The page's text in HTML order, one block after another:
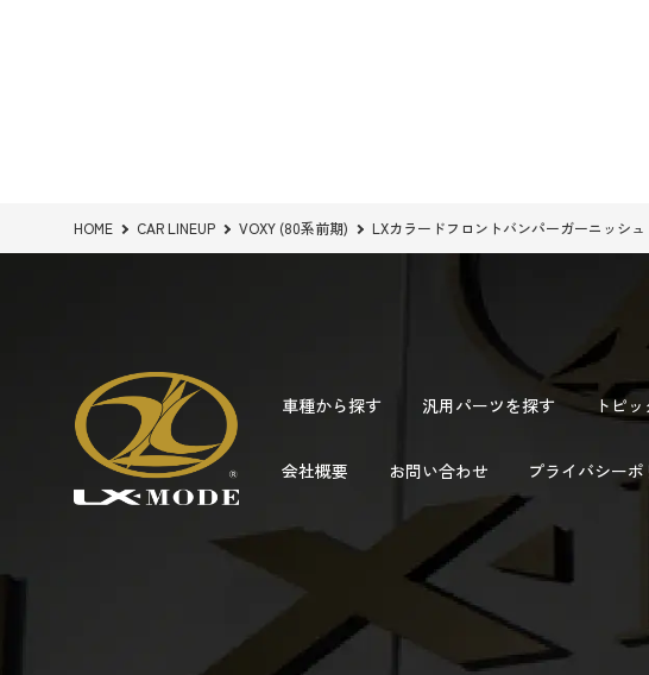
HOME CAR LINEUP VOXY (80系前期) LXカラードフロントバンパーガーニッシュ
車種から探す 汎用パーツを探す トピ
会社概要 お問い合わせ プライバシーポ